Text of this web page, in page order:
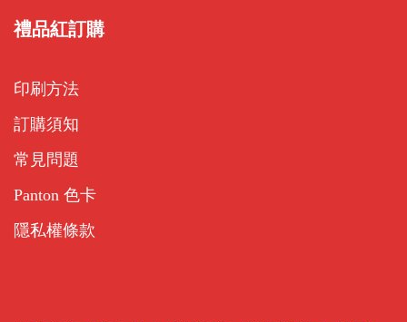
禮品紅訂購
印刷方法
訂購須知
常見問題
Panton 色卡
隱私權條款